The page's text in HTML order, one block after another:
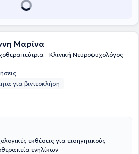
άσκηση σε φοιτητές πανεπιστημίων.
Μαρίνα
- Κλινική Νευροψυχολόγος
για βιντεοκλήση
εκθέσεις για εισηγητικούς
ενηλίκων